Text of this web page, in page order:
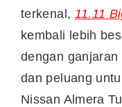
terkenal, 11.11
kembali lebih
dengan
dan peluang
Nissan Almera